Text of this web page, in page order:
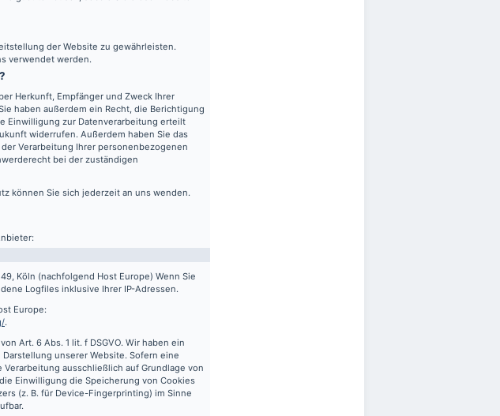
der Website zu gewährleisten.
verwendet werden.
Herkunft, Empfänger und Zweck Ihrer
haben außerdem ein Recht, die Berichtigung
Einwilligung zur Datenverarbeitung erteilt
widerrufen. Außerdem haben Sie das
Verarbeitung Ihrer personenbezogenen
bei der zuständigen
können Sie sich jederzeit an uns wenden.
Köln (nachfolgend Host Europe) Wenn Sie
Logfiles inklusive Ihrer IP-Adressen.
Europe:
.
Art. 6 Abs. 1 lit. f DSGVO. Wir haben ein
unserer Website. Sofern eine
ausschließlich auf Grundlage von
Einwilligung die Speicherung von Cookies
(z. B. für Device-Fingerprinting) im Sinne